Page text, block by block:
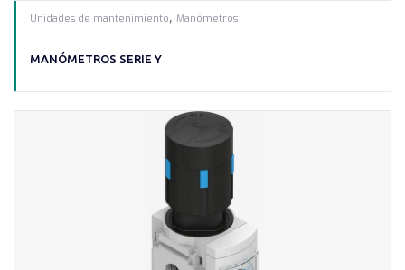
Unidades de mantenimiento, Manómetros
MANÓMETROS SERIE Y